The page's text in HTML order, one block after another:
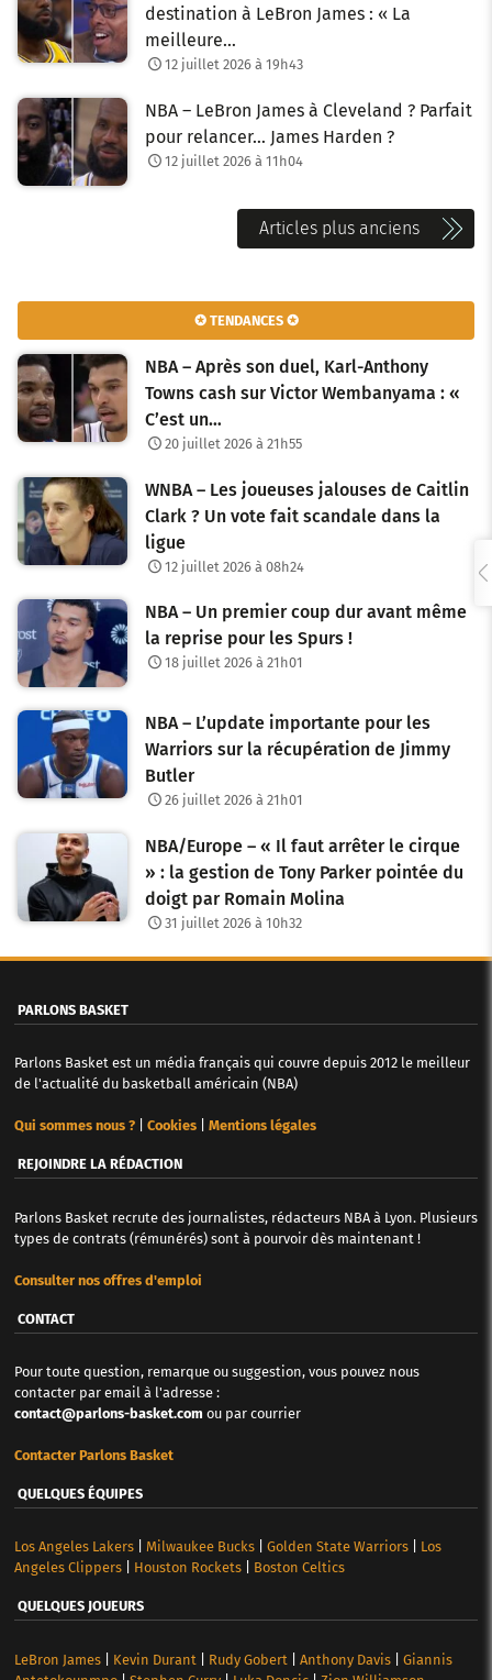
destination à LeBron James : « La
meilleure…
12 juillet 2026 à 19h43
NBA – LeBron James à Cleveland ? Parfait
pour relancer… James Harden ?
12 juillet 2026 à 11h04
v
i
g
a
i
o
d
e
s
r
c
s
Articles plus anciens
✪ TENDANCES ✪
NBA – Après son duel, Karl-Anthony
Towns cash sur Victor Wembanyama : «
C’est un…
20 juillet 2026 à 21h55
WNBA – Les joueuses jalouses de Caitlin
Clark ? Un vote fait scandale dans la
ligue
12 juillet 2026 à 08h24
NBA – Un premier coup dur avant même
la reprise pour les Spurs !
18 juillet 2026 à 21h01
NBA – L’update importante pour les
Warriors sur la récupération de Jimmy
Butler
26 juillet 2026 à 21h01
NBA/Europe – « Il faut arrêter le cirque
» : la gestion de Tony Parker pointée du
doigt par Romain Molina
31 juillet 2026 à 10h32
PARLONS BASKET
Parlons Basket est un média français qui couvre depuis 2012 le meilleur
de l'actualité du basketball américain (NBA)
Qui sommes nous ?| Cookies| Mentions légales
REJOINDRE LA RÉDACTION
Parlons Basket recrute des journalistes, rédacteurs NBA à Lyon. Plusieurs
types de contrats (rémunérés) sont à pourvoir dès maintenant !
Consulter nos offres d'emploi
CONTACT
Pour toute question, remarque ou suggestion, vous pouvez nous
contacter par email à l'adresse :
contact@parlons-basket.com ou par courrier
Contacter Parlons Basket
QUELQUES ÉQUIPES
Los Angeles Lakers| Milwaukee Bucks| Golden State Warriors| Los
Angeles Clippers| Houston Rockets| Boston Celtics
QUELQUES JOUEURS
LeBron James| Kevin Durant Rudy Gobert Anthony Davis| Giannis